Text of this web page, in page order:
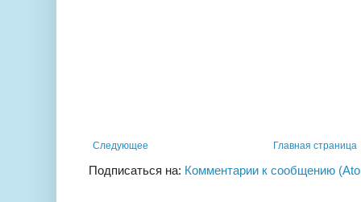
Следующее Главная страница
Подписаться на: Комментарии к сообщению